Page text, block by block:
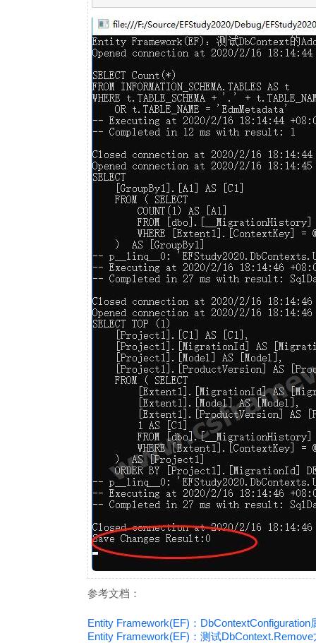
参考文档：
Entity Framework(EF)：DbContextConfiguration
Entity Framework(EF)：测试